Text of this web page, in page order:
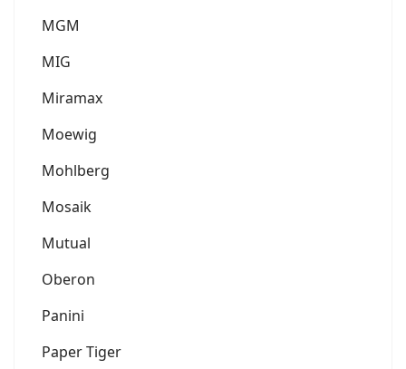
MGM
MIG
Miramax
Moewig
Mohlberg
Mosaik
Mutual
Oberon
Panini
Paper Tiger